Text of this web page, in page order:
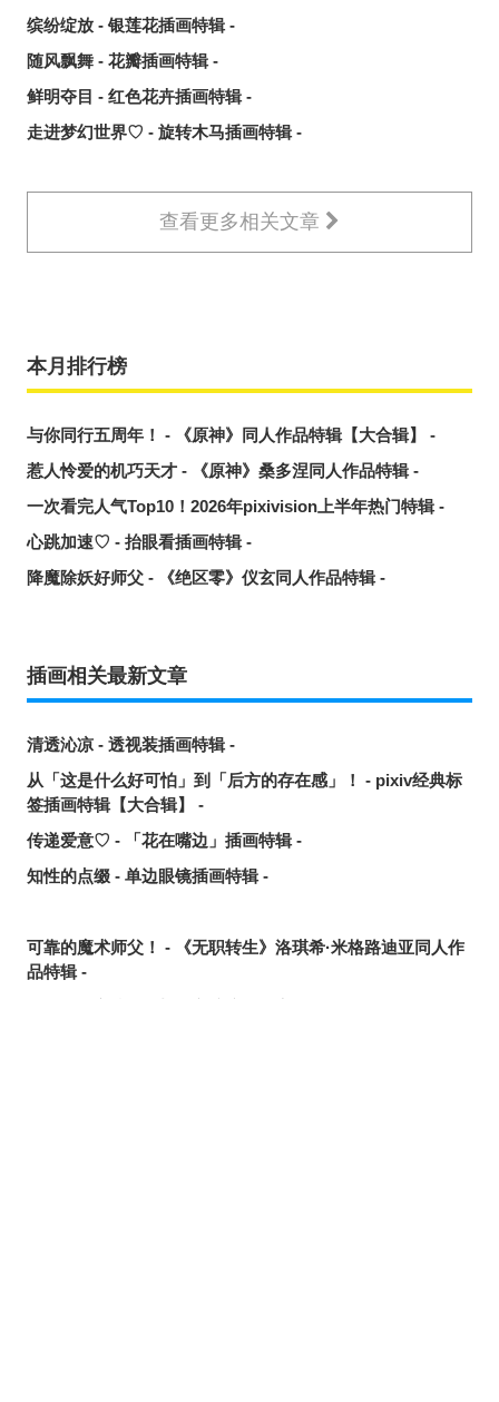
缤纷绽放 - 银莲花插画特辑 -
随风飘舞 - 花瓣插画特辑 -
鲜明夺目 - 红色花卉插画特辑 -
走进梦幻世界♡ - 旋转木马插画特辑 -
查看更多相关文章
本月排行榜
与你同行五周年！ - 《原神》同人作品特辑【大合辑】 -
惹人怜爱的机巧天才 - 《原神》桑多涅同人作品特辑 -
一次看完人气Top10！2026年pixivision上半年热门特辑 -
心跳加速♡ - 抬眼看插画特辑 -
降魔除妖好师父 - 《绝区零》仪玄同人作品特辑 -
插画相关最新文章
清透沁凉 - 透视装插画特辑 -
从「这是什么好可怕」到「后方的存在感」！ - pixiv经典标
签插画特辑【大合辑】 -
传递爱意♡ - 「花在嘴边」插画特辑 -
知性的点缀 - 单边眼镜插画特辑 -
可靠的魔术师父！ - 《无职转生》洛琪希·米格路迪亚同人作
品特辑 -